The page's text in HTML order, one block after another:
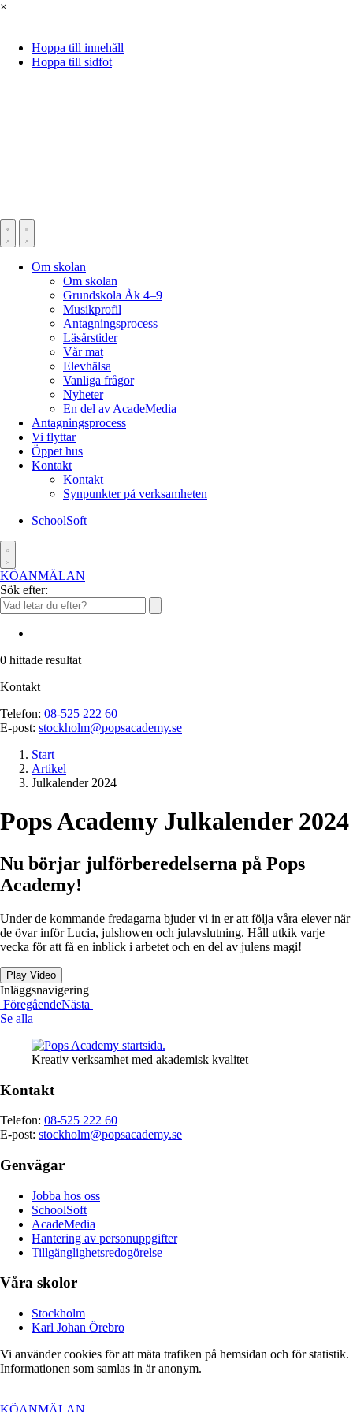
×
Hoppa till innehåll
Hoppa till sidfot
Om skolan
Om skolan
Grundskola Åk 4–9
Musikprofil
Antagningsprocess
Läsårstider
Vår mat
Elevhälsa
Vanliga frågor
Nyheter
En del av AcadeMedia
Antagningsprocess
Vi flyttar
Öppet hus
Kontakt
Kontakt
Synpunkter på verksamheten
SchoolSoft
KÖANMÄLAN
Sök efter:
0 hittade resultat
Kontakt
Telefon: 08-525 222 60
E-post: stockholm@popsacademy.se
Start
Artikel
Julkalender 2024
Pops Academy Julkalender 2024
Nu börjar julförberedelserna på Pops
Academy!
Under de kommande fredagarna bjuder vi in er att följa våra elever när
de övar inför Lucia, julshowen och julavslutning. Håll utkik varje
vecka för att få en inblick i arbetet och en del av julens magi!
Play Video
Inläggsnavigering
FöregåendeNästa
Se alla
Kreativ verksamhet med akademisk kvalitet
Kontakt
Telefon: 08-525 222 60
E-post: stockholm@popsacademy.se
Genvägar
Jobba hos oss
SchoolSoft
AcadeMedia
Hantering av personuppgifter
Tillgänglighetsredogörelse
Våra skolor
Stockholm
Karl Johan Örebro
Vi använder cookies för att mäta trafiken på hemsidan och för statistik.
Informationen som samlas in är anonym.
KÖANMÄLAN